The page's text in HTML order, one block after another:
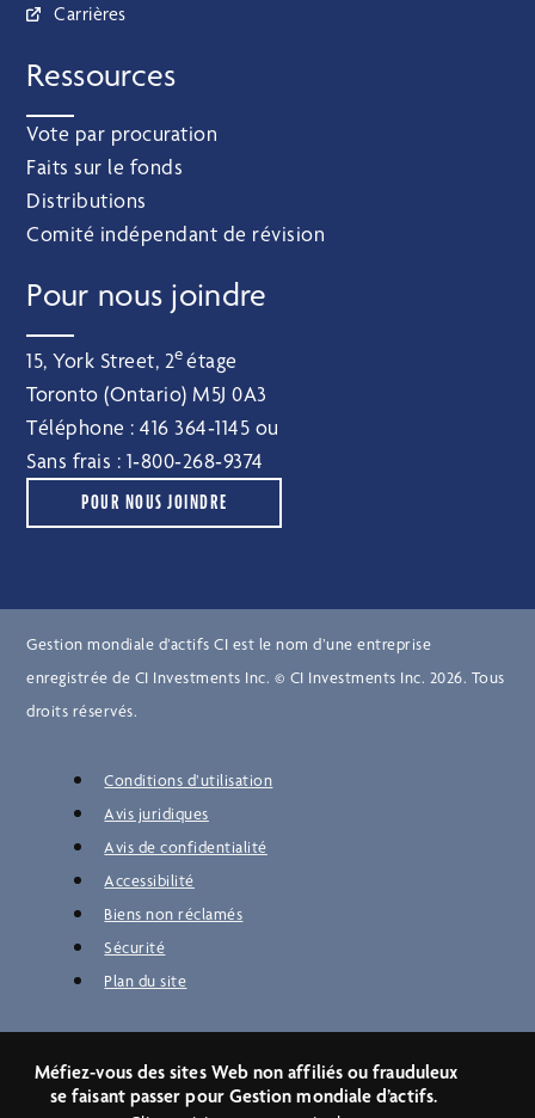
Carrières
Ressources
Vote par procuration
Faits sur le fonds
Distributions
Comité indépendant de révision
Pour nous joindre
15, York Street, 2eétage
Toronto (Ontario) M5J 0A3
Téléphone :416 364‑1145 ou
Sans frais : 1‑800‑268‑9374
POUR NOUS JOINDRE
Gestion mondiale d’actifs CI est le nom d’une entreprise
enregistrée de CI Investments Inc. © CI Investments Inc. 2026. Tous
droits réservés.
Conditions d’utilisation
Avis juridiques
Avis de confidentialité
Accessibilité
Biens non réclamés
Sécurité
Plan du site
Méfiez-vous des sites Web non affiliés ou frauduleux
se faisant passer pour Gestion mondiale d’actifs.